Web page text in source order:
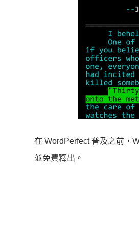
在 WordPerfect 普及之前，
並免費釋出。